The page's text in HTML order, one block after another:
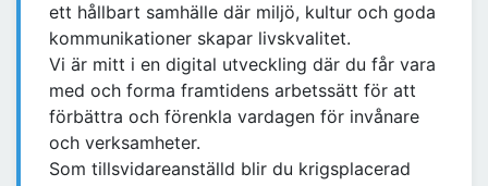
ett hållbart samhälle där miljö, kultur och goda
kommunikationer skapar livskvalitet.
Vi är mitt i en digital utveckling där du får vara
med och forma framtidens arbetssätt för att
förbättra och förenkla vardagen för invånare
och verksamheter.
Som tillsvidareanställd blir du krigsplacerad